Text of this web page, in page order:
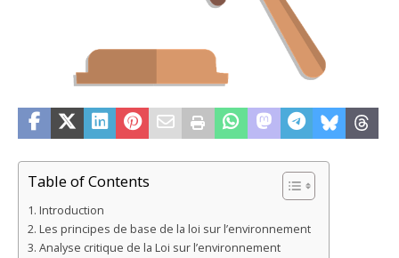
Table of Contents
Introduction
Les principes de base de la loi sur l’environnement
Analyse critique de la Loi sur l’environnement